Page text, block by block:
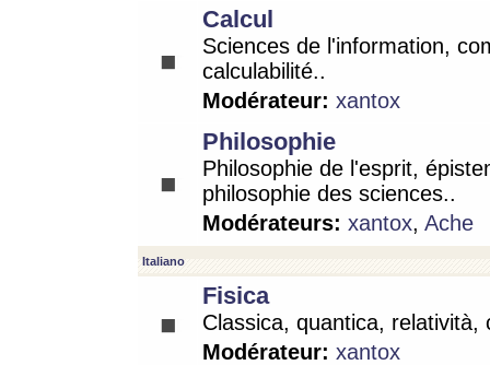
Calcul
Sciences de l'information,
calculabilité..
Modérateur: xantox
Philosophie
Philosophie de l'esprit,
philosophie des sciences..
Modérateurs: xantox, Ache
Italiano
Fisica
Classica, quantica, relatività,
Modérateur: xantox